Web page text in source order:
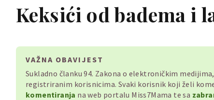
Keksići od badema i
VAŽNA OBAVIJEST
Sukladno članku 94. Zakona o elektroničkim
registriranim korisnicima. Svaki korisnik koji želi
komentiranja na web portalu Miss7Mama te sa